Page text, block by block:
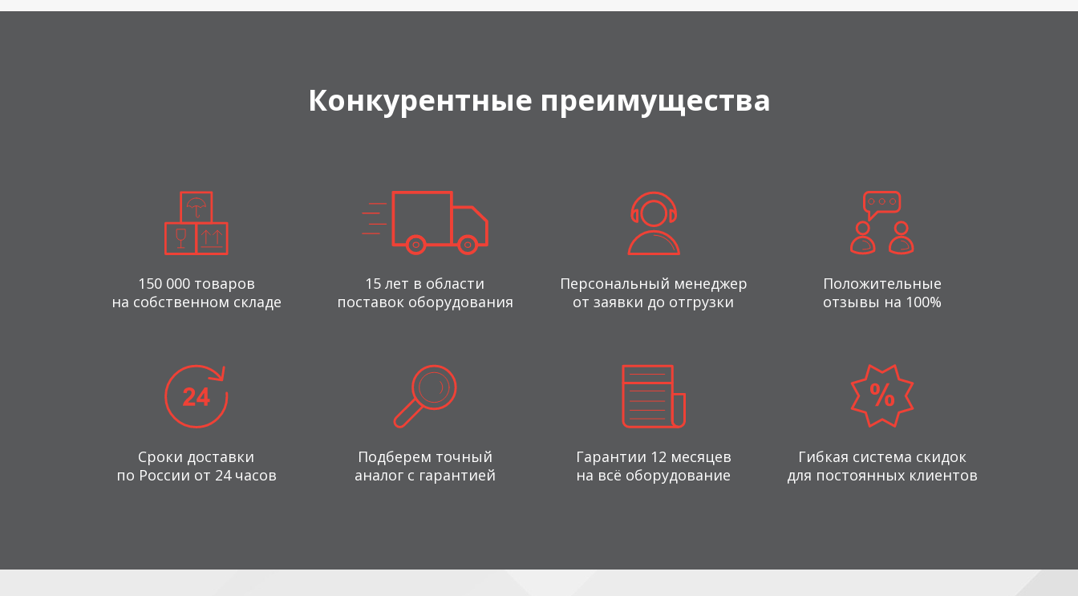
Конкурентные преимущества
150 000 товаров
на собственном складе
15 лет в области
поставок оборудования
Персональный менеджер
от заявки до отгрузки
Положительные
отзывы на 100%
Сроки доставки
по России от 24 часов
Подберем точный
аналог с гарантией
Гарантии 12 месяцев
на всё оборудование
Гибкая система скидок
для постоянных клиентов